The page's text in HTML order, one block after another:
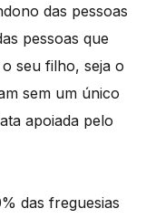
das pessoas
pessoas que
seu filho, seja o
sem um único
apoiada pelo
das freguesias